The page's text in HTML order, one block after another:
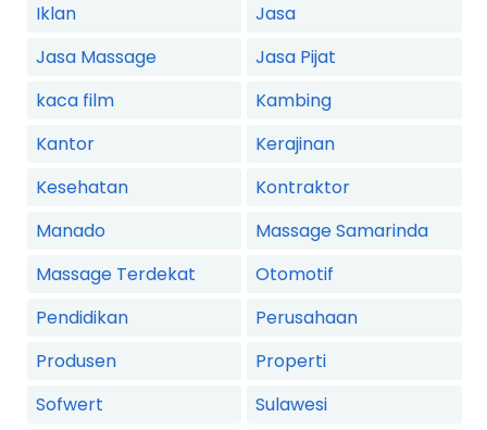
Iklan
Jasa
Jasa Massage
Jasa Pijat
kaca film
Kambing
Kantor
Kerajinan
Kesehatan
Kontraktor
Manado
Massage Samarinda
Massage Terdekat
Otomotif
Pendidikan
Perusahaan
Produsen
Properti
Sofwert
Sulawesi